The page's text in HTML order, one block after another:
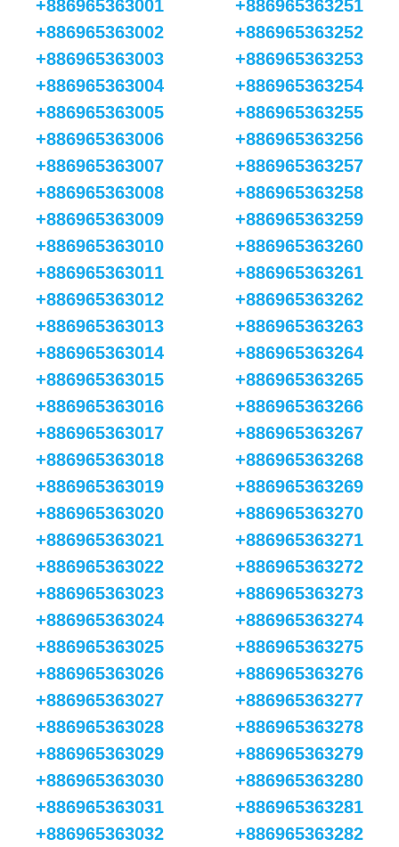
+886965363001
+886965363002
+886965363003
+886965363004
+886965363005
+886965363006
+886965363007
+886965363008
+886965363009
+886965363010
+886965363011
+886965363012
+886965363013
+886965363014
+886965363015
+886965363016
+886965363017
+886965363018
+886965363019
+886965363020
+886965363021
+886965363022
+886965363023
+886965363024
+886965363025
+886965363026
+886965363027
+886965363028
+886965363029
+886965363030
+886965363031
+886965363032
+886965363251
+886965363252
+886965363253
+886965363254
+886965363255
+886965363256
+886965363257
+886965363258
+886965363259
+886965363260
+886965363261
+886965363262
+886965363263
+886965363264
+886965363265
+886965363266
+886965363267
+886965363268
+886965363269
+886965363270
+886965363271
+886965363272
+886965363273
+886965363274
+886965363275
+886965363276
+886965363277
+886965363278
+886965363279
+886965363280
+886965363281
+886965363282